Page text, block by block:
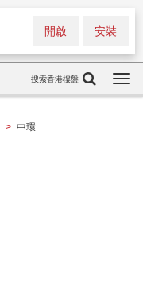
安裝
開啟
搜索香港樓盤
> 中環